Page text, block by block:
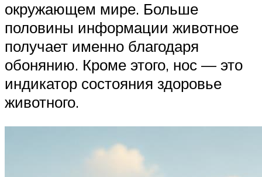
окружающем мире. Больше
половины информации животное
получает именно благодаря
обонянию. Кроме этого, нос — это
индикатор состояния здоровье
животного.